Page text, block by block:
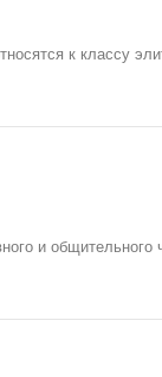
к классу
и общительного